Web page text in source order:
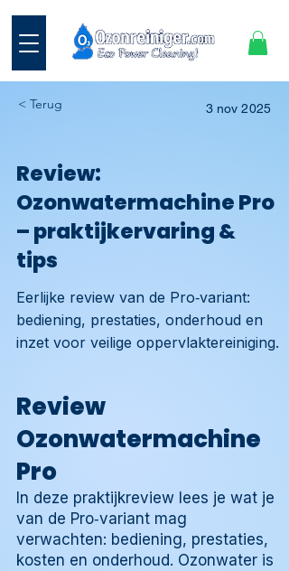
< Terug 3 nov 2025
Review:
Ozonwatermachine Pro
– praktijkervaring &
tips
Eerlijke review van de Pro‑variant:
bediening, prestaties, onderhoud en
inzet voor veilige oppervlaktereiniging.
Review
Ozonwatermachine
Pro
In deze praktijkreview lees je wat je
van de Pro‑variant mag
verwachten: bediening, prestaties,
kosten en onderhoud. Ozonwater is